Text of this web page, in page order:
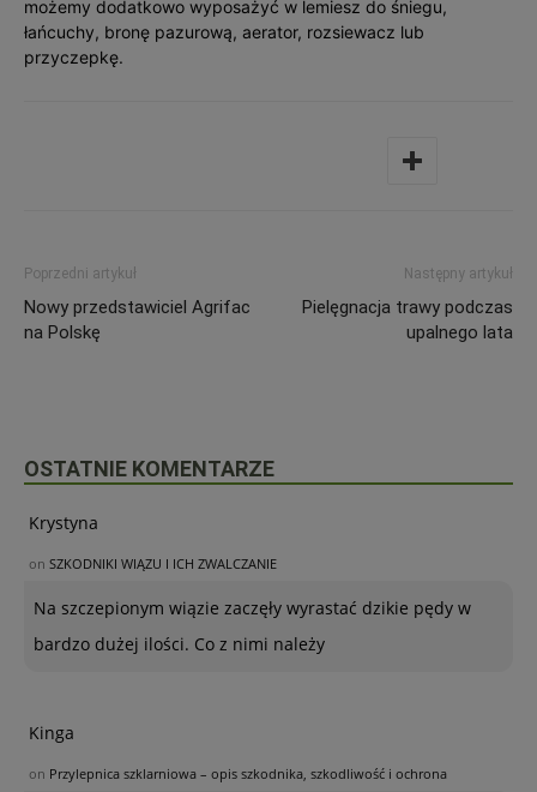
możemy dodatkowo wyposażyć w lemiesz do śniegu,
łańcuchy, bronę pazurową, aerator, rozsiewacz lub
przyczepkę.
Poprzedni artykuł
Nowy przedstawiciel Agrifac
na Polskę
Następny artykuł
Pielęgnacja trawy podczas
upalnego lata
OSTATNIE KOMENTARZE
Krystyna
on SZKODNIKI WIĄZU I ICH ZWALCZANIE
Na szczepionym wiązie zaczęły wyrastać dzikie pędy w
bardzo dużej ilości. Co z nimi należy
Kinga
on Przylepnica szklarniowa – opis szkodnika, szkodliwość i ochrona